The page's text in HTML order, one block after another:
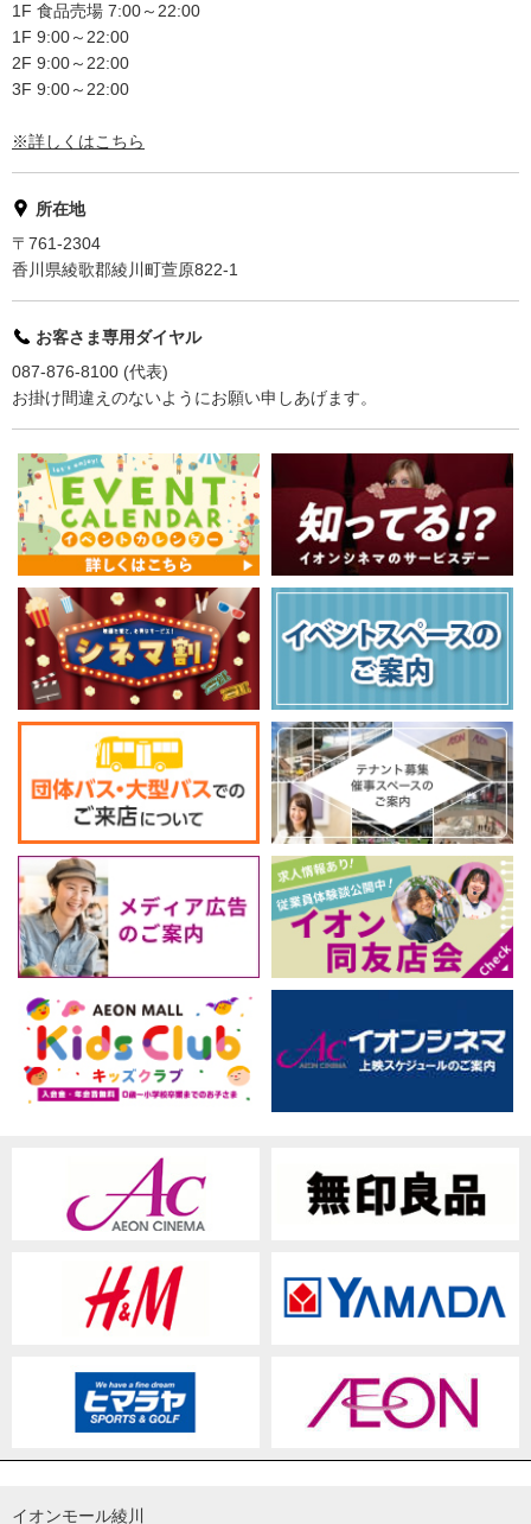
1F 食品売場 7:00～22:00
1F 9:00～22:00
2F 9:00～22:00
3F 9:00～22:00
※詳しくはこちら
所在地
〒761-2304
香川県綾歌郡綾川町萱原822-1
お客さま専用ダイヤル
087-876-8100 (代表)
お掛け間違えのないようにお願い申しあげます。
イオンモール綾川